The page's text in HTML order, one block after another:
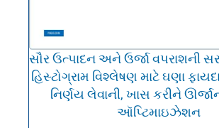
સૌર ઉત્પાદન અને ઉર્જા વપરાશની
હિસ્ટોગ્રામ વિશ્લેષણ માટે ઘણા
નિર્ણય લેવાની, ખાસ કરીને
ઑપ્ટિમાઇઝેશન